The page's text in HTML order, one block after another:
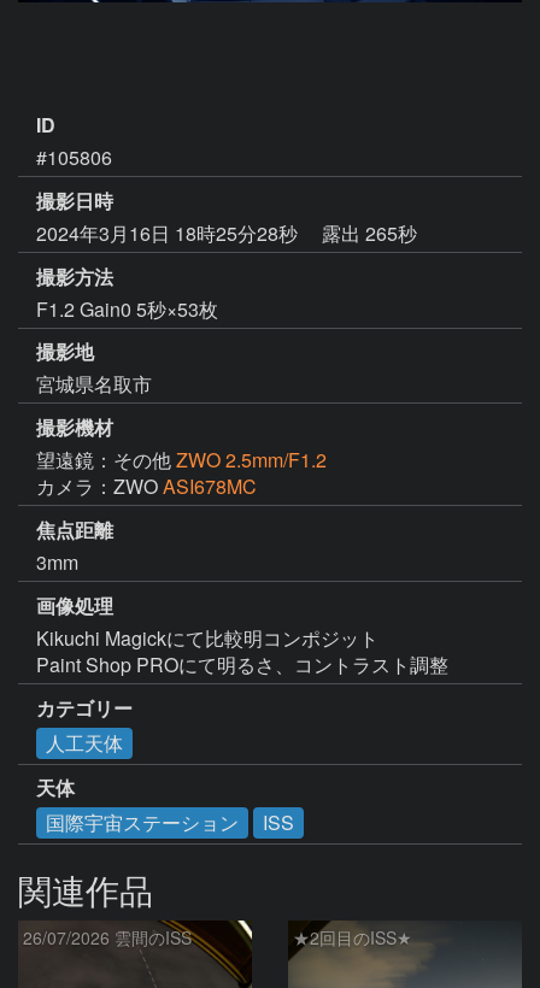
ID
#105806
撮影日時
2024年3月16日 18時25分28秒
露出 265秒
撮影方法
F1.2 Gain0 5秒×53枚
撮影地
宮城県名取市
撮影機材
望遠鏡：その他ZWO 2.5mm/F1.2
カメラ：ZWOASI678MC
焦点距離
3mm
画像処理
Kikuchi Magickにて比較明コンポジット
Paint Shop PROにて明るさ、コントラスト調整
カテゴリー
人工天体
天体
国際宇宙ステーション
ISS
関連作品
26/07/2026 雲間のISS ★2回目のISS★